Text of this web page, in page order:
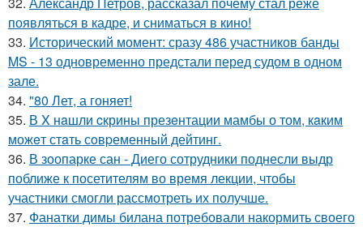
появляться в кадре, и сниматься в кино!
33. Исторический момент: сразу 486 участников банды
MS - 13 одновременно предстали перед судом в одном
зале.
34. "80 Лет, а гоняет!
35. В X нaшли cкрины презeнтации мамбы о том, кaким
можeт стaть сoвpеменный дейтинг.
36. В зоопарке сан - Диего сотрудники поднесли выдр
поближе к посетителям во время лекции, чтобы
участники смогли рассмотреть их получше.
37. Фанатки димы билана потребовали накормить своего